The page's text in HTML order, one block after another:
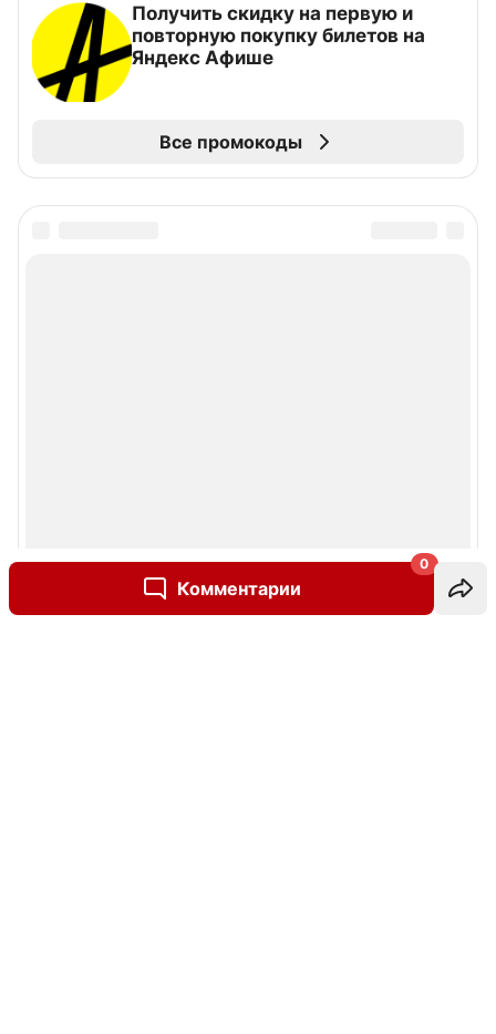
Комментарии
0
Получить скидку на первую и
повторную покупку билетов на
Яндекс Афише
Все промокоды